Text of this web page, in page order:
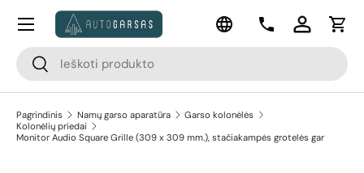
Pereiti prie turinio
Paieška
Paieška
Kalba
KontaktaiPrisijungti
Meniu
Pagrindinis Namų garso aparatūra
Garso kolonėlės
Kolonėlių priedai
Monitor Audio Square Grille (309 x 309 mm.), stačiakampės grotelės gar